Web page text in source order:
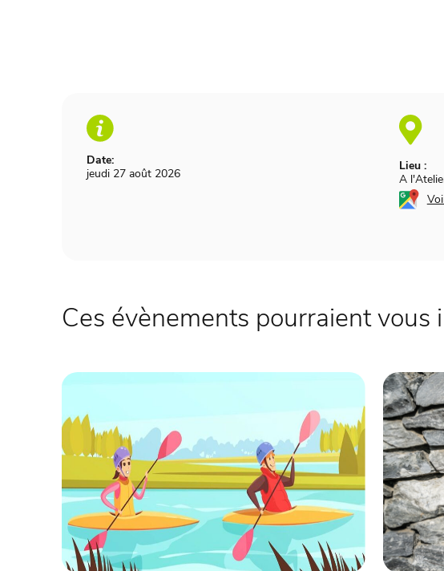
Date:
jeudi 27 août 2026
Lieu :
A
Ces évènements pourraient vous